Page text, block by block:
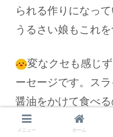
られる作りになっ
うるさい娘もこれ
変なクセも感じ
ーセージです。ス
醤油をかけて食べ
みに最高です。
メニュー ホーム